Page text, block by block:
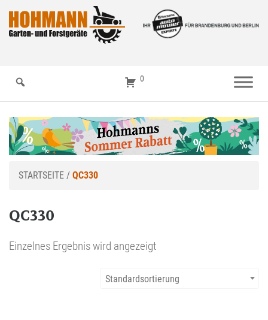
0
STARTSEITE / QC330
QC330
Einzelnes Ergebnis wird angezeigt
Standardsortierung